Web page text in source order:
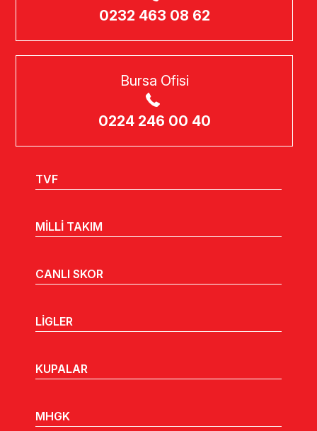
0232 463 08 62
Bursa Ofisi
0224 246 00 40
TVF
MİLLİ TAKIM
CANLI SKOR
LİGLER
KUPALAR
MHGK